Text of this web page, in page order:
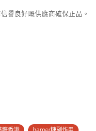
譽良好嘅供應商確保正品。